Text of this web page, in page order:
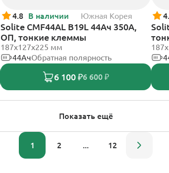
4.8 В наличии Южная Корея
Solite CMF44AL B19L 44Ач 350А,
ОП, тонкие клеммы
187x127x225 мм
44АчОбратная полярность
6 100 ₽6 600 ₽
Показать ещё
1 2 ... 12